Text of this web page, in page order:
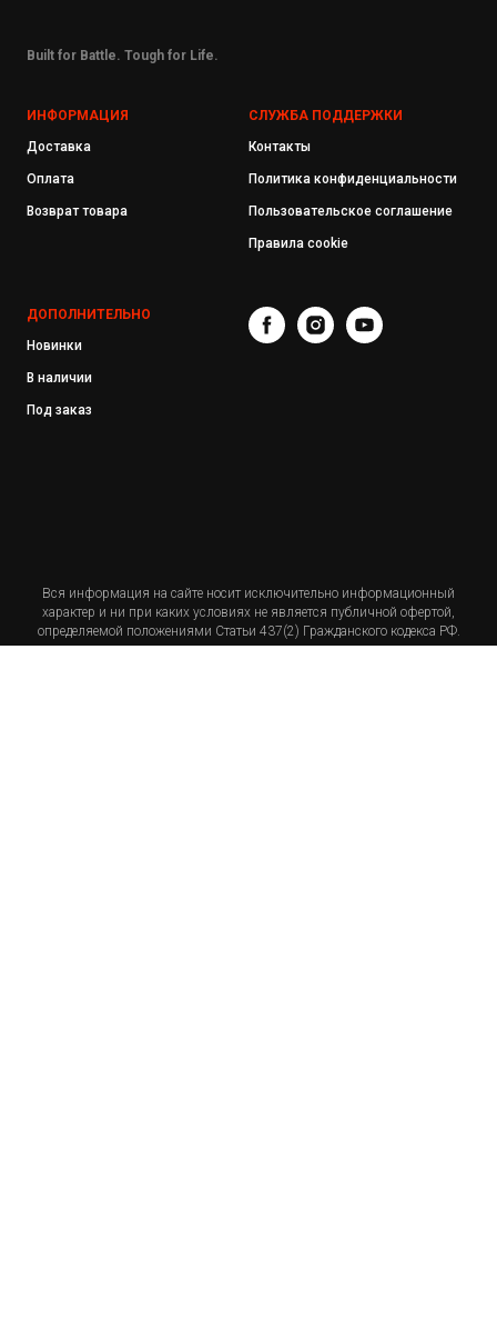
Built for Battle. Tough for Life.
ИНФОРМАЦИЯ
Доставка
Оплата
Возврат товара
СЛУЖБА ПОДДЕРЖКИ
Контакты
Политика конфиденциальности
Пользовательское соглашение
Правила cookie
ДОПОЛНИТЕЛЬНО
Новинки
В наличии
Под заказ
Вся информация на сайте носит исключительно информационный
характер и ни при каких условиях не является публичной офертой,
определяемой положениями Статьи 437(2) Гражданского кодекса РФ.